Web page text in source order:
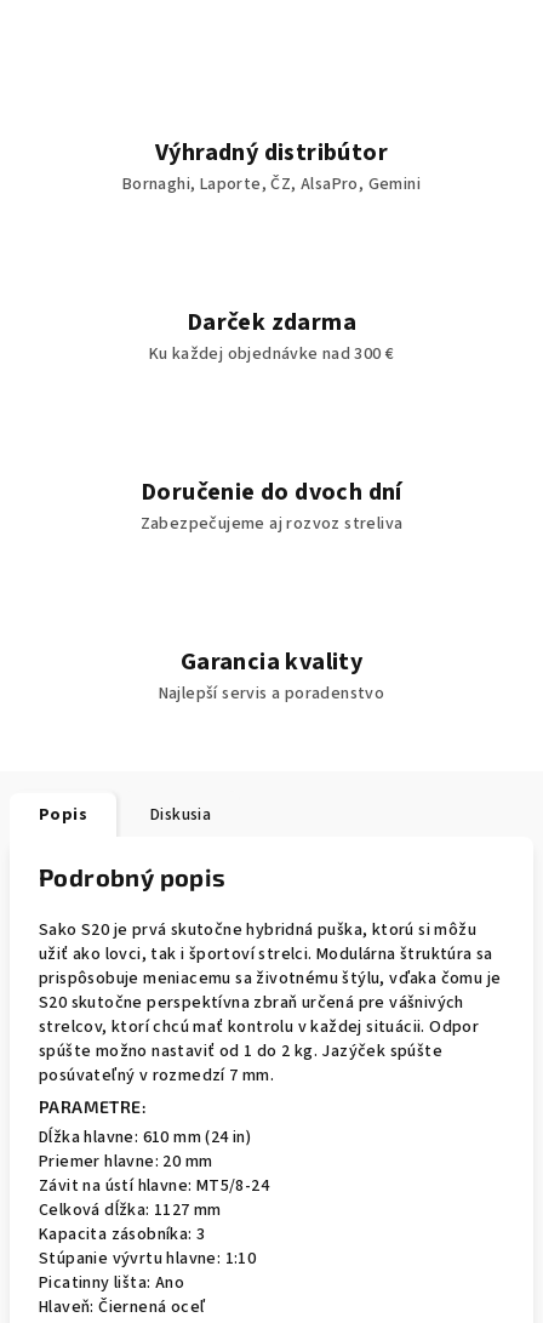
Výhradný distribútor
Bornaghi, Laporte, ČZ, AlsaPro, Gemini
Darček zdarma
Ku každej objednávke nad 300 €
Doručenie do dvoch dní
Zabezpečujeme aj rozvoz streliva
Garancia kvality
Najlepší servis a poradenstvo
Popis Diskusia
Podrobný popis
Sako S20 je prvá skutočne hybridná puška, ktorú si môžu
užiť ako lovci, tak i športoví strelci. Modulárna štruktúra sa
prispôsobuje meniacemu sa životnému štýlu, vďaka čomu je
S20 skutočne perspektívna zbraň určená pre vášnivých
strelcov, ktorí chcú mať kontrolu v každej situácii. Odpor
spúšte možno nastaviť od 1 do 2 kg. Jazýček spúšte
posúvateľný v rozmedzí 7 mm.
PARAMETRE:
Dĺžka hlavne: 610 mm (24 in)
Priemer hlavne: 20 mm
Závit na ústí hlavne: MT5/8-24
Celková dĺžka: 1127 mm
Kapacita zásobníka: 3
Stúpanie vývrtu hlavne: 1:10
Picatinny lišta: Ano
Hlaveň: Čiernená oceľ